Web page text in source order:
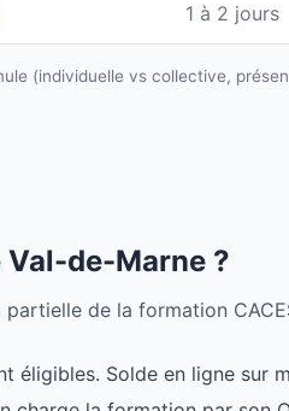
1 à 2 jours
(individuelle vs collective,
Val-de-Marne ?
de la formation
éligibles. Solde en ligne sur